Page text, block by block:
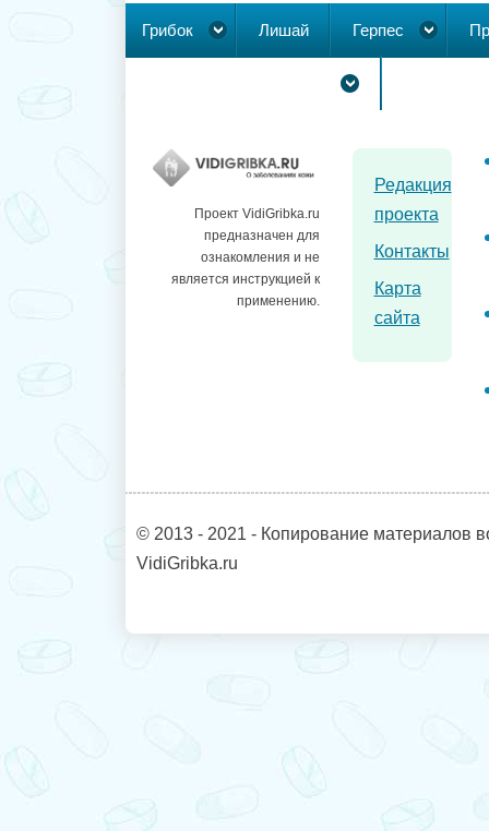
Грибок Лишай Герпес
Проект VidiGribka.ru
предназначен для
ознакомления и не
является инструкцией к
применению.
Редакция
проекта
Контакты
Карта
сайта
© 2013 - 2021 - Копирование материалов
VidiGribka.ru